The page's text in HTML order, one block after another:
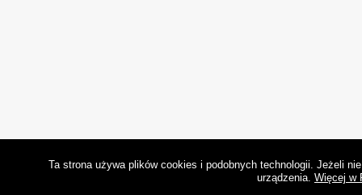
Ta strona używa plików cookies i podobnych technologii. Jeżeli
urządzenia. Więcej w